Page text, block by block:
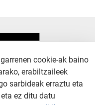
cookie-ak baino
erabiltzaileek
sarbideak erraztu eta
ez ditu datu